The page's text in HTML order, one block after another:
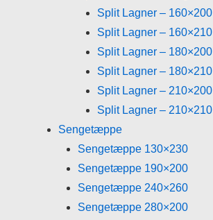
Split Lagner – 160×200
Split Lagner – 160×210
Split Lagner – 180×200
Split Lagner – 180×210
Split Lagner – 210×200
Split Lagner – 210×210
Sengetæppe
Sengetæppe 130×230
Sengetæppe 190×200
Sengetæppe 240×260
Sengetæppe 280×200